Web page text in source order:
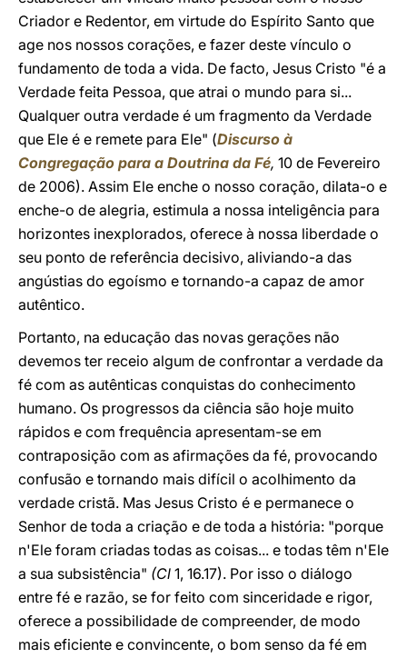
Criador e Redentor, em virtude do Espírito Santo que
age nos nossos corações, e fazer deste vínculo o
fundamento de toda a vida. De facto, Jesus Cristo "é a
Verdade feita Pessoa, que atrai o mundo para si...
Qualquer outra verdade é um fragmento da Verdade
que Ele é e remete para Ele" (Discurso à
Congregação para a Doutrina da Fé, 10 de Fevereiro
de 2006). Assim Ele enche o nosso coração, dilata-o e
enche-o de alegria, estimula a nossa inteligência para
horizontes inexplorados, oferece à nossa liberdade o
seu ponto de referência decisivo, aliviando-a das
angústias do egoísmo e tornando-a capaz de amor
autêntico.
Portanto, na educação das novas gerações não
devemos ter receio algum de confrontar a verdade da
fé com as autênticas conquistas do conhecimento
humano. Os progressos da ciência são hoje muito
rápidos e com frequência apresentam-se em
contraposição com as afirmações da fé, provocando
confusão e tornando mais difícil o acolhimento da
verdade cristã. Mas Jesus Cristo é e permanece o
Senhor de toda a criação e de toda a história: "porque
n'Ele foram criadas todas as coisas... e todas têm n'Ele
a sua subsistência" (Cl 1, 16.17). Por isso o diálogo
entre fé e razão, se for feito com sinceridade e rigor,
oferece a possibilidade de compreender, de modo
mais eficiente e convincente, o bom senso da fé em